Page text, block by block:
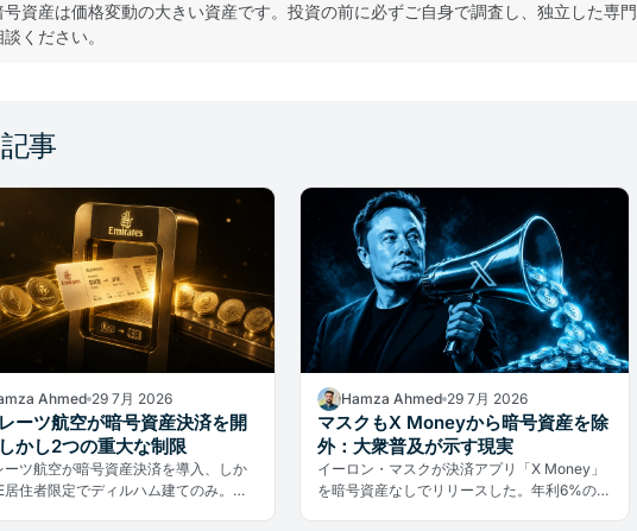
号資産は価格変動の大きい資産です。投資の前に必ずご自身で調査し、独立した専門
ください。
事
Ahmed 29 7月 2026
ーツ航空が暗号資産決済を開
かし2つの重大な制限
ーツ航空が暗号資産決済を導入、しか
居住者限定でディルハム建てのみ。ラ
Hamza Ahmed 29 7月 2026
マスクもX Moneyから暗号資産を除
外：大衆普及が示す現実
イーロン・マスクが決済アプリ「X Money」
を暗号資産なしでリリースした。年利6%の法